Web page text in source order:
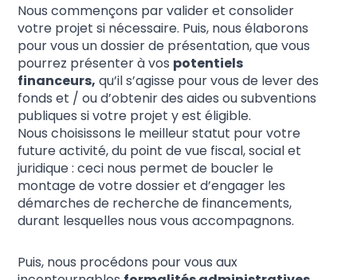
Nous commençons par valider et consolider
votre projet si nécessaire. Puis, nous élaborons
pour vous un dossier de présentation, que vous
pourrez présenter à vos potentiels
financeurs, qu’il s’agisse pour vous de lever des
fonds et / ou d’obtenir des aides ou subventions
publiques si votre projet y est éligible.
Nous choisissons le meilleur statut pour votre
future activité, du point de vue fiscal, social et
juridique : ceci nous permet de boucler le
montage de votre dossier et d’engager les
démarches de recherche de financements,
durant lesquelles nous vous accompagnons.
Puis, nous procédons pour vous aux